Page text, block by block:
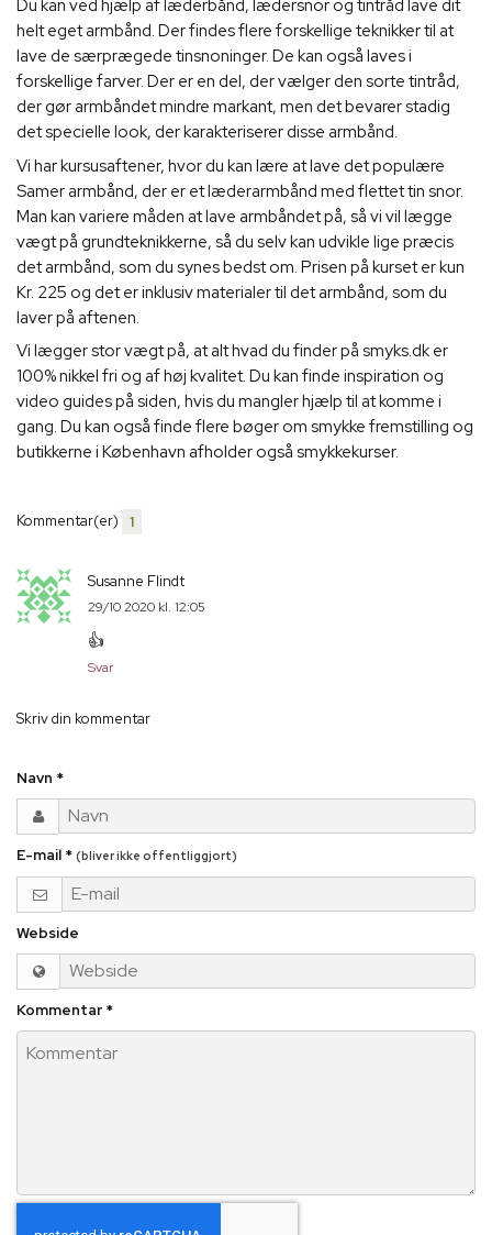
Du kan ved hjælp af læderbånd, lædersnor og tintråd lave dit
helt eget armbånd. Der findes flere forskellige teknikker til at
lave de særprægede tinsnoninger. De kan også laves i
forskellige farver. Der er en del, der vælger den sorte tintråd,
der gør armbåndet mindre markant, men det bevarer stadig
det specielle look, der karakteriserer disse armbånd.
Vi har kursusaftener, hvor du kan lære at lave det populære
Samer armbånd, der er et læderarmbånd med flettet tin snor.
Man kan variere måden at lave armbåndet på, så vi vil lægge
vægt på grundteknikkerne, så du selv kan udvikle lige præcis
det armbånd, som du synes bedst om. Prisen på kurset er kun
Kr. 225 og det er inklusiv materialer til det armbånd, som du
laver på aftenen.
Vi lægger stor vægt på, at alt hvad du finder på smyks.dk er
100% nikkel fri og af høj kvalitet. Du kan finde inspiration og
video guides på siden, hvis du mangler hjælp til at komme i
gang. Du kan også finde flere bøger om smykke fremstilling og
butikkerne i København afholder også smykkekurser.
Kommentar(er) 1
Susanne Flindt
29/10 2020 kl. 12:05
👍
Svar
Skriv din kommentar
Navn *
E-mail * (bliver ikke offentliggjort)
Webside
Kommentar *